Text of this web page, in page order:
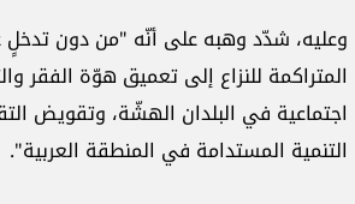
وعليه، شدّد وهبه على أنّه "من دون تدخلٍ
المتراكمة للنزاع إلى تعميق هوّة الفقر
اجتماعية في البلدان الهشّة، وتقويض
التنمية المستدامة في المنطقة العربية".